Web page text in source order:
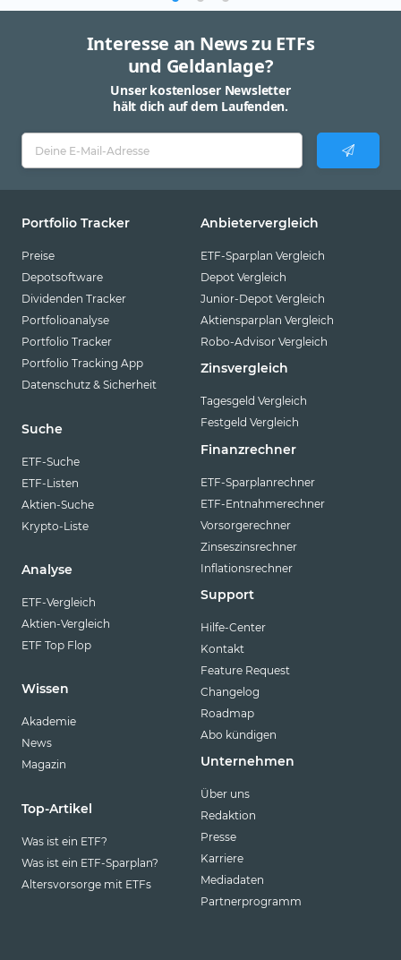
Interesse an News zu ETFs
und Geldanlage?
Unser kostenloser Newsletter
hält dich auf dem Laufenden.
Portfolio Tracker
Preise
Depotsoftware
Dividenden Tracker
Portfolioanalyse
Portfolio Tracker
Portfolio Tracking App
Datenschutz & Sicherheit
Suche
ETF-Suche
ETF-Listen
Aktien-Suche
Krypto-Liste
Analyse
ETF-Vergleich
Aktien-Vergleich
ETF Top Flop
Wissen
Akademie
News
Magazin
Top-Artikel
Was ist ein ETF?
Was ist ein ETF-Sparplan?
Altersvorsorge mit ETFs
Anbietervergleich
ETF-Sparplan Vergleich
Depot Vergleich
Junior-Depot Vergleich
Aktiensparplan Vergleich
Robo-Advisor Vergleich
Zinsvergleich
Tagesgeld Vergleich
Festgeld Vergleich
Finanzrechner
ETF-Sparplanrechner
ETF-Entnahmerechner
Vorsorgerechner
Zinseszinsrechner
Inflationsrechner
Support
Hilfe-Center
Kontakt
Feature Request
Changelog
Roadmap
Abo kündigen
Unternehmen
Über uns
Redaktion
Presse
Karriere
Mediadaten
Partnerprogramm